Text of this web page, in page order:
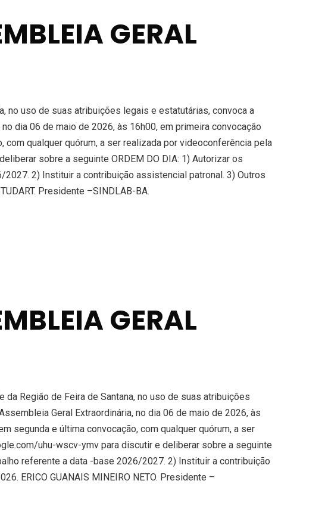
GERAL
no uso de suas atribuições legais e estatutárias, convoca a
dia 06 de maio de 2026, às 16h00, em primeira convocação
qualquer quórum, a ser realizada por videoconferência pela
sobre a seguinte ORDEM DO DIA: 1) Autorizar os
2) Instituir a contribuição assistencial patronal. 3) Outros
Presidente –SINDLAB-BA.
GERAL
Região de Feira de Santana, no uso de suas atribuições
Geral Extraordinária, no dia 06 de maio de 2026, às
segunda e última convocação, com qualquer quórum, a ser
uhu-wscv-ymv para discutir e deliberar sobre a seguinte
referente a data -base 2026/2027. 2) Instituir a contribuição
ERICO GUANAIS MINEIRO NETO. Presidente –